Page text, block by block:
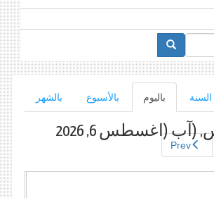
بالشهر بالأسبوع باليوم (علامة
التبويب
النشطة)
السنة
Prev
(آب (اغسطس 6, 2026